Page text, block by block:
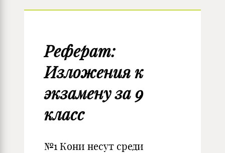
Реферат:
Изложения к
экзамену за 9
класс
№1 Кони несут среди